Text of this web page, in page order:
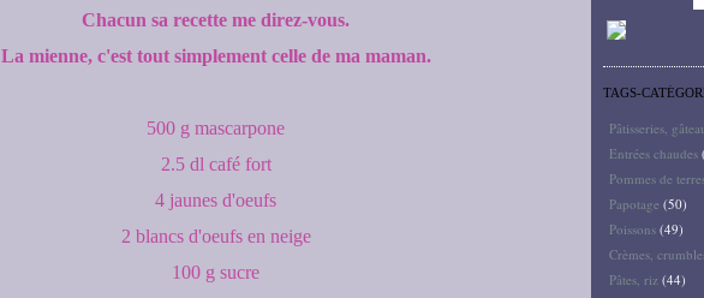
Chacun sa recette me direz-vous.
La mienne, c'est tout simplement celle de ma maman.
500 g mascarpone
2.5 dl café fort
4 jaunes d'oeufs
2 blancs d'oeufs en neige
100 g sucre
TAGS-
Pâtisseries,
Entrées chaudes
Pommes de
Papotage (50)
Poissons (49)
Crèmes,
Pâtes, riz (44)